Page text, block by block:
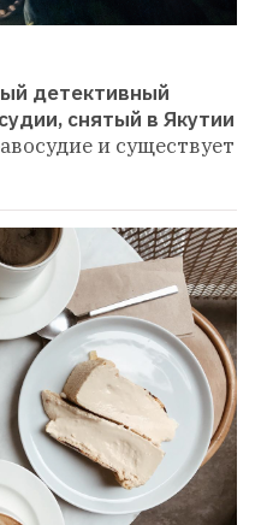
детективный
снятый в Якутии
и существует